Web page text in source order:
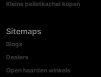
Kleine pelletkachel kopen
Sitemaps
Blogs
Dealers
Open haarden winkels